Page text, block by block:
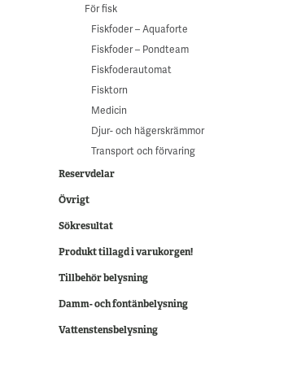
För fisk
Fiskfoder – Aquaforte
Fiskfoder – Pondteam
Fiskfoderautomat
Fisktorn
Medicin
Djur- och hägerskrämmor
Transport och förvaring
Reservdelar
Övrigt
Sökresultat
Produkt tillagd i varukorgen!
Tillbehör belysning
Damm- och fontänbelysning
Vattenstensbelysning